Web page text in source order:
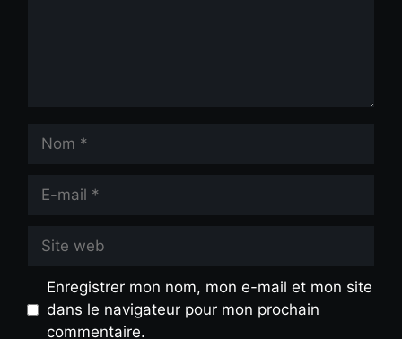
Nom
Site
Enregistrer mon nom, mon e-mail et mon site
dans le navigateur pour mon prochain
commentaire.